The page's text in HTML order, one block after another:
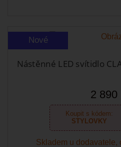
Nové
Nástěnné LED svítidlo
2 890
Koupit s kódem:
STYLOVKY
Skladem u dodavatele,